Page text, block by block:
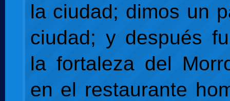
la ciudad; dimos un
ciudad; y después
la fortaleza del
en el restaurante